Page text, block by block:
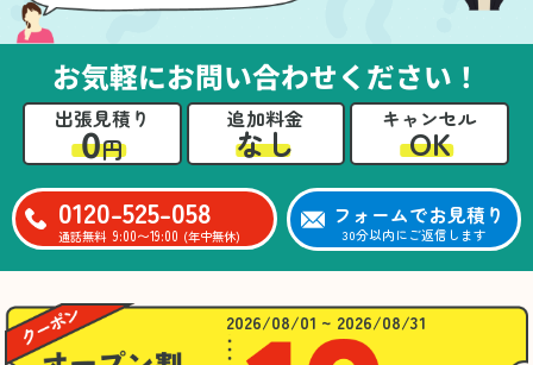
お気軽にお問い合わせください！
出張見積り
0円
追加料金
なし
キャンセル
OK
0120-525-058
通話無料 9:00〜19:00 (年中無休)
フォームでお見積り
30分以内にご返信します
2026/08/01 ~ 2026/08/31